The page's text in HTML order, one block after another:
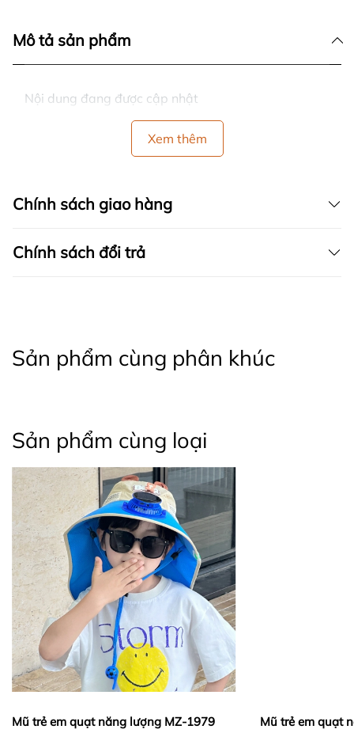
Mô tả sản phẩm
Nội dung đang được cập nhật
Xem thêm
Chính sách giao hàng
Chính sách đổi trả
Sản phẩm cùng phân khúc
Sản phẩm cùng loại
Mũ trẻ em quạt năng lượng MZ-1979 Mũ trẻ em quạt